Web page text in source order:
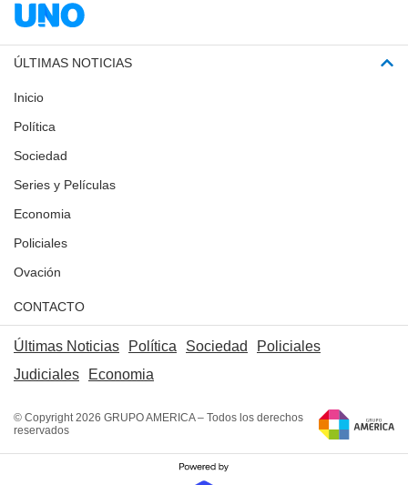
ÚLTIMAS NOTICIAS
Inicio
Política
Sociedad
Series y Películas
Economia
Policiales
Ovación
CONTACTO
Últimas Noticias Política Sociedad
Policiales
Judiciales
Economia
© Copyright 2026 GRUPO AMERICA – Todos los derechos
reservados